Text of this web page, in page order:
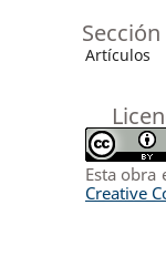
Sección
Artículos
Esta obra
Creative